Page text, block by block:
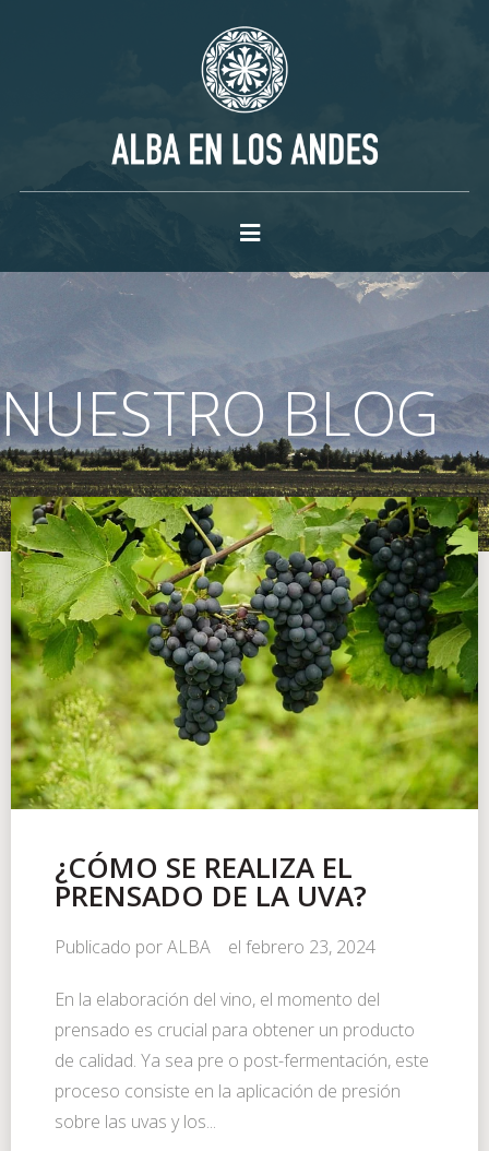
NUESTRO BLOG
¿CÓMO SE REALIZA EL
PRENSADO DE LA UVA?
Publicado porALBA el febrero 23, 2024
En la elaboración del vino, el momento del
prensado es crucial para obtener un producto
de calidad. Ya sea pre o post-fermentación, este
proceso consiste en la aplicación de presión
sobre las uvas y los...